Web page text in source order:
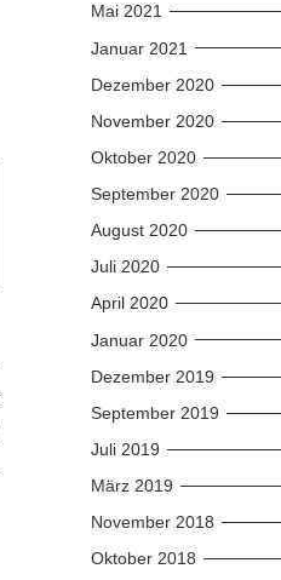
Mai 2021
Januar 2021
Dezember 2020
November 2020
Oktober 2020
September 2020
August 2020
Juli 2020
April 2020
Januar 2020
Dezember 2019
September 2019
Juli 2019
März 2019
November 2018
Oktober 2018